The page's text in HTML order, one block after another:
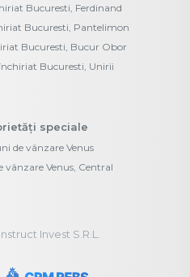
Bucuresti, Ferdinand
Bucuresti, Pantelimon
Bucuresti, Bucur Obor
Bucuresti, Unirii
speciale
de vânzare Venus
vânzare Venus, Central
Invest S.R.L.